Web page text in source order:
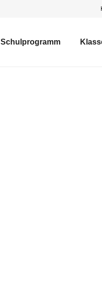
Schulprogramm